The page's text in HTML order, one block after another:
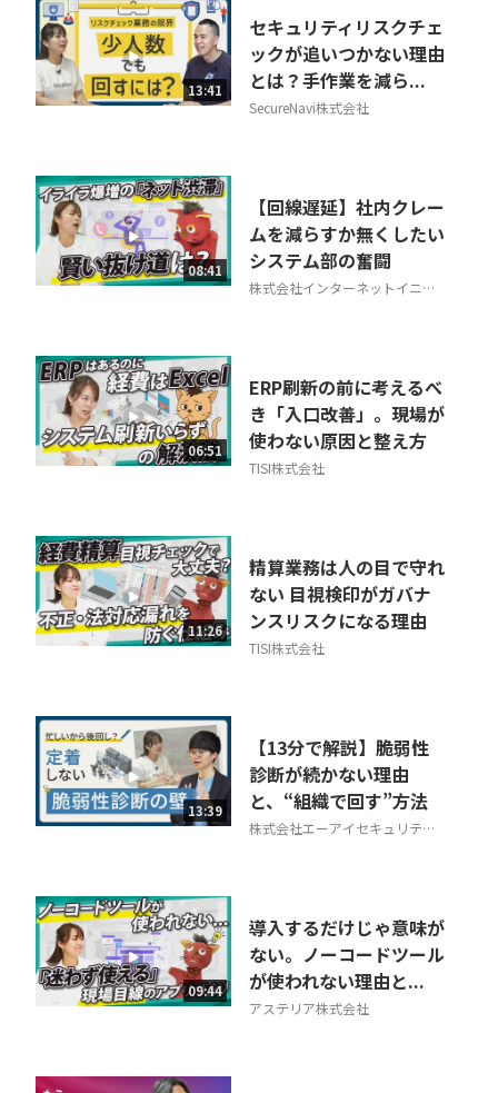
13:41
セキュリティリスクチェ
ックが追いつかない理由
とは？手作業を減ら...
SecureNavi株式会社
08:41
【回線遅延】社内クレー
ムを減らすか無くしたい
システム部の奮闘
株式会社インターネットイニシ
06:51
ERP刷新の前に考えるべ
き「入口改善」。現場が
使わない原因と整え方
TISI株式会社
11:26
精算業務は人の目で守れ
ない 目視検印がガバナ
ンスリスクになる理由
TISI株式会社
13:39
【13分で解説】脆弱性
診断が続かない理由
と、“組織で回す”方法
株式会社エーアイセキュリティ
09:44
導入するだけじゃ意味が
ない。ノーコードツール
が使われない理由と...
アステリア株式会社